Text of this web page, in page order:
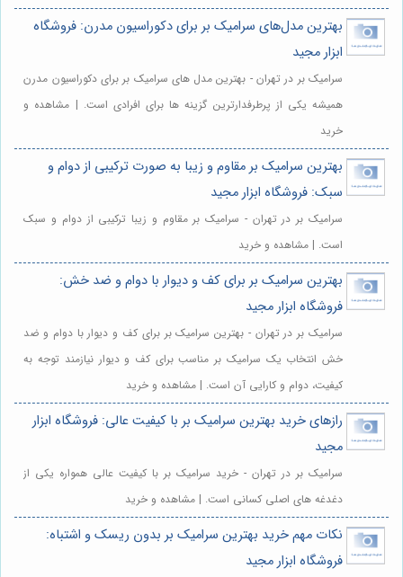
بهترین مدل‌های سرامیک بر برای دکوراسیون مدرن: فروشگاه
ابزار مجید
سرامیک بر در تهران - بهترین مدل های سرامیک بر برای دکوراسیون مدرن
همیشه یکی از پرطرفدارترین گزینه ها برای افرادی است. | مشاهده و
خرید
بهترین سرامیک بر مقاوم و زیبا به صورت ترکیبی از دوام و
سبک: فروشگاه ابزار مجید
سرامیک بر در تهران - سرامیک بر مقاوم و زیبا ترکیبی از دوام و سبک
است. | مشاهده و خرید
بهترین سرامیک بر برای کف و دیوار با دوام و ضد خش:
فروشگاه ابزار مجید
سرامیک بر در تهران - بهترین سرامیک بر برای کف و دیوار با دوام و ضد
خش انتخاب یک سرامیک بر مناسب برای کف و دیوار نیازمند توجه به
کیفیت، دوام و کارایی آن است. | مشاهده و خرید
رازهای خرید بهترین سرامیک بر با کیفیت عالی: فروشگاه ابزار
مجید
سرامیک بر در تهران - خرید سرامیک بر با کیفیت عالی همواره یکی از
دغدغه های اصلی کسانی است. | مشاهده و خرید
نکات مهم خرید بهترین سرامیک بر بدون ریسک و اشتباه:
فروشگاه ابزار مجید